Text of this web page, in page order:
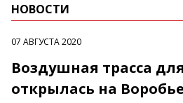
НОВОСТИ
07 АВГУСТА 2020
Воздушная трасса
открылась на